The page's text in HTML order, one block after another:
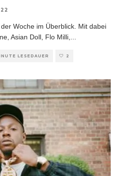
Woche im Überblick. Mit dabei
Asian Doll, Flo Milli,...
LESEDAUER 2